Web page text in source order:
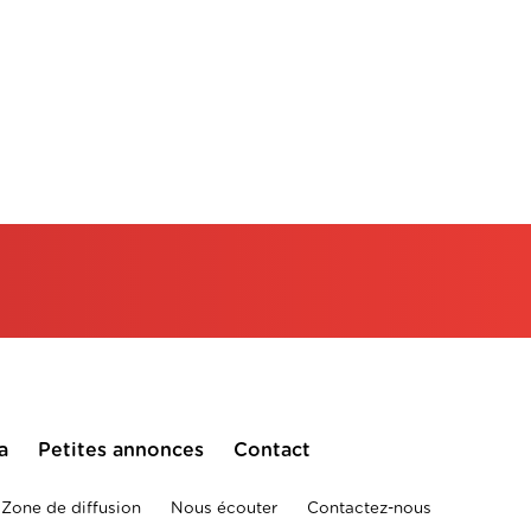
Petites annonces Contact
Zone de diffusion Nous écouter Contactez-nous